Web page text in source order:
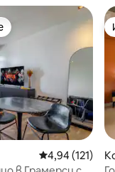
на гостите
Средна
4,94 (121)